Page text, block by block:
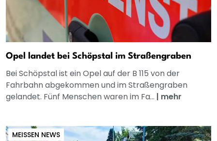
Opel landet bei Schöpstal im Straßengraben
Bei Schöpstal ist ein Opel auf der B 115 von der
Fahrbahn abgekommen und im Straßengraben
gelandet. Fünf Menschen waren im Fa... | mehr
MEISSEN NEWS